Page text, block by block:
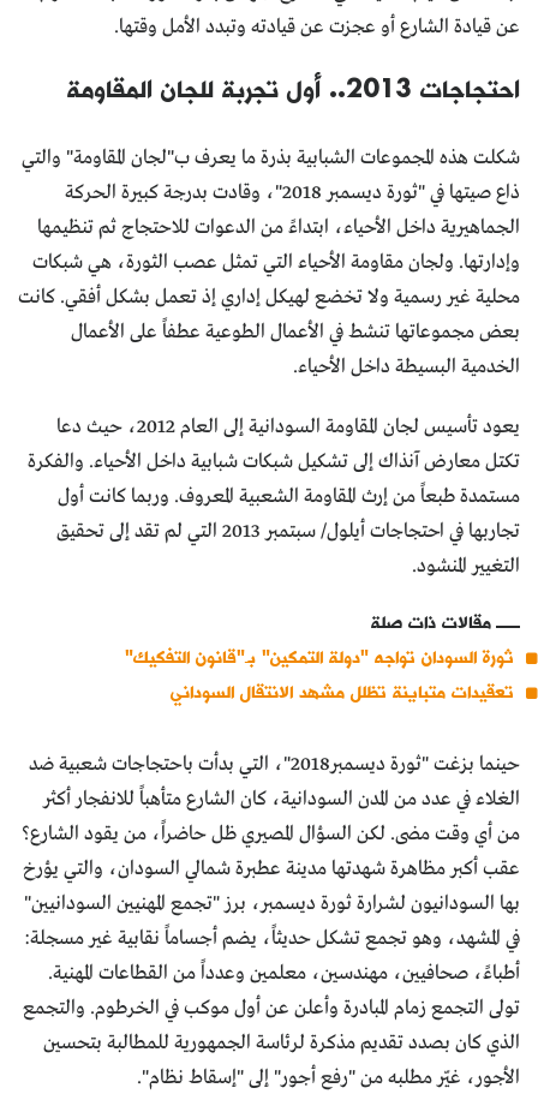
عن قيادة الشارع أو عجزت عن قيادته وتبدد الأمل وقتها.
احتجاجات 2013.. أول تجربة للجان المقاومة
شكلت هذه المجموعات الشبابية بذرة ما يعرف ب"لجان المقاومة" والتي
ذاع صيتها في "ثورة ديسمبر 2018"، وقادت بدرجة كبيرة الحركة
الجماهيرية داخل الأحياء، ابتداءً من الدعوات للاحتجاج ثم تنظيمها
وإدارتها. ولجان مقاومة الأحياء التي تمثل عصب الثورة، هي شبكات
محلية غير رسمية ولا تخضع لهيكل إداري إذ تعمل بشكل أفقي. كانت
بعض مجموعاتها تنشط في الأعمال الطوعية عطفاً على الأعمال
الخدمية البسيطة داخل الأحياء.
يعود تأسيس لجان المقاومة السودانية إلى العام 2012، حيث دعا
تكتل معارض آنذاك إلى تشكيل شبكات شبابية داخل الأحياء. والفكرة
مستمدة طبعاً من إرث المقاومة الشعبية المعروف. وربما كانت أول
تجاربها في احتجاجات أيلول/ سبتمبر 2013 التي لم تقد إلى تحقيق
التغيير المنشود.
مقالات ذات صلة
ثورة السودان تواجه "دولة التمكين" بـ"قانون التفكيك"
تعقيدات متباينة تظلل مشهد الانتقال السوداني
حينما بزغت "ثورة ديسمبر2018"، التي بدأت باحتجاجات شعبية ضد
الغلاء في عدد من المدن السودانية، كان الشارع متأهباً للانفجار أكثر
من أي وقت مضى. لكن السؤال المصيري ظل حاضراً، من يقود الشارع؟
عقب أكبر مظاهرة شهدتها مدينة عطبرة شمالي السودان، والتي يؤرخ
بها السودانيون لشرارة ثورة ديسمبر، برز "تجمع المهنيين السودانيين"
في المشهد، وهو تجمع تشكل حديثاً، يضم أجساماً نقابية غير مسجلة:
أطباءً، صحافيين، مهندسين، معلمين وعدداً من القطاعات المهنية.
تولى التجمع زمام المبادرة وأعلن عن أول موكب في الخرطوم. والتجمع
الذي كان بصدد تقديم مذكرة لرئاسة الجمهورية للمطالبة بتحسين
الأجور، غيّر مطلبه من "رفع أجور" إلى "إسقاط نظام".